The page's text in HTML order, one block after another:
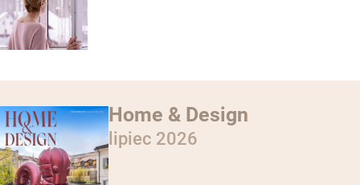
Home & Design
lipiec 2026